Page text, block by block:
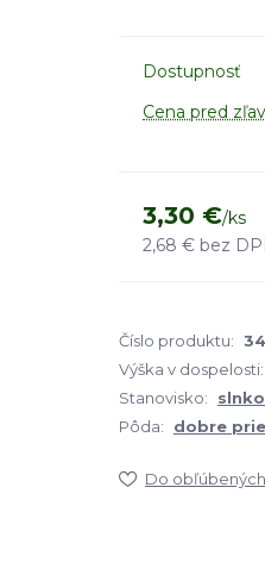
Dostupnosť
Cena pred
3,30 €/ks
2,68 € bez
Číslo produktu:
Výška v dospelosti:
Stanovisko:
Pôda:
dobre
Do obľúbených